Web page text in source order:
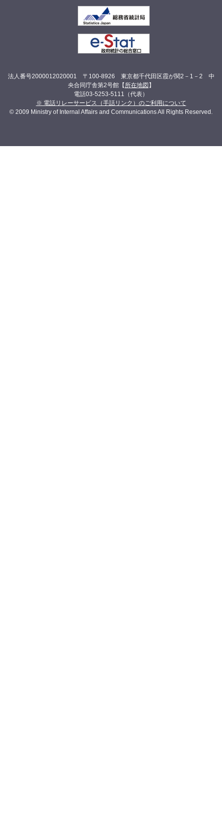
法人番号2000012020001 〒100-8926 東京都千代田区霞が関2－1－2 中
央合同庁舎第2号館【 所在地図 】
電話03-5253-5111（代表）
※ 電話リレーサービス（手話リンク）のご利用について
© 2009 Ministry of Internal Affairs and Communications All Rights Reserved.